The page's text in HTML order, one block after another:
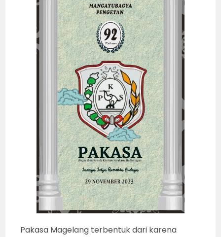
Pakasa Magelang terbentuk dari karena